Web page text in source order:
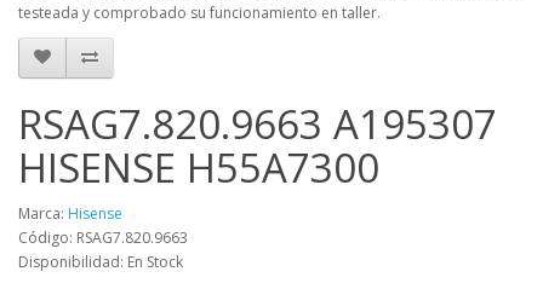
testeada y comprobado su funcionamiento en taller.
RSAG7.820.9663 A195307
HISENSE H55A7300
Marca: Hisense
Código: RSAG7.820.9663
Disponibilidad: En Stock